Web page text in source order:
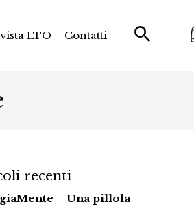
LTO Contatti
recenti
– Una pillola